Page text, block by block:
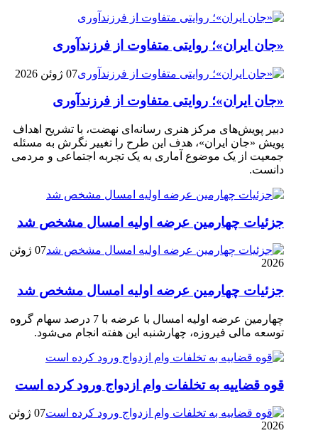
«جان ایران»؛ روایتی متفاوت از فرزندآوری
07 ژوئن 2026
«جان ایران»؛ روایتی متفاوت از فرزندآوری
دبیر پویش‌های مرکز هنری رسانه‌ای نهضت، با تشریح اهداف
پویش «جان ایران»، هدف این طرح را تغییر نگرش به مسئله
جمعیت از یک موضوع آماری به یک تجربه اجتماعی و مردمی
دانست.
جزئیات چهارمین عرضه اولیه امسال مشخص شد
07 ژوئن
2026
جزئیات چهارمین عرضه اولیه امسال مشخص شد
چهارمین عرضه اولیه امسال با عرضه با 7 درصد سهام گروه
توسعه مالی فیروزه، چهارشنبه این هفته انجام می‌شود.
قوه قضاییه به تخلفات وام ازدواج ورود کرده است
07 ژوئن
2026